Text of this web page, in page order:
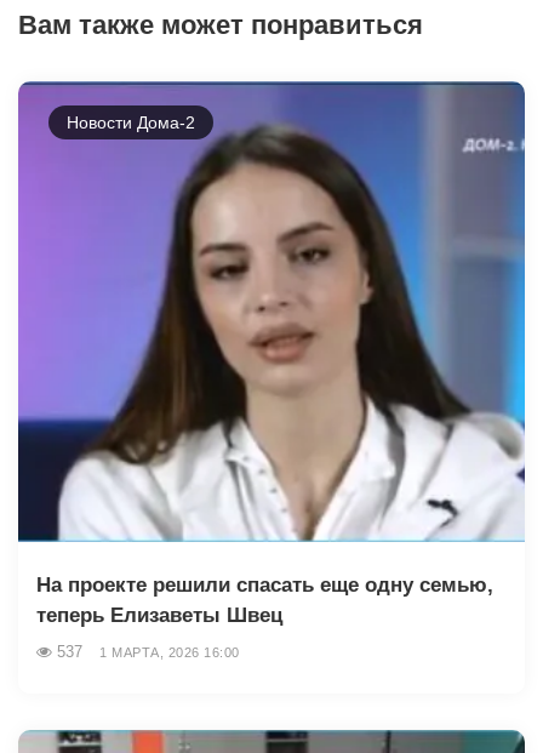
Вам также может понравиться
Новости Дома-2
На проекте решили спасать еще одну семью,
теперь Елизаветы Швец
537 1 МАРТА, 2026 16:00